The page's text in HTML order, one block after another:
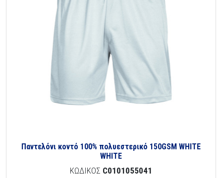
Παντελόνι κοντό 100% πολυεστερικό 150GSM WHITE
WHITE
ΚΩΔΙΚΟΣ C0101055041